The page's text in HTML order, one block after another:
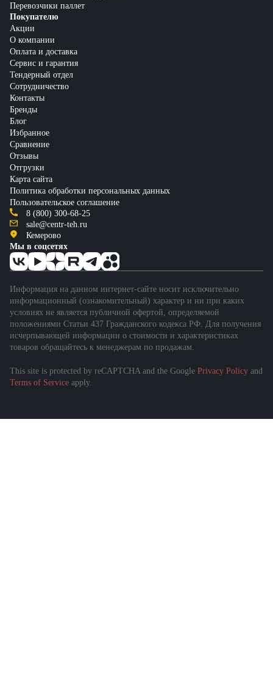
Перевозчики паллет
Покупателю
Акции
О компании
Оплата и доставка
Сервис и гарантия
Тендерный отдел
Сотрудничество
Контакты
Бренды
Блог
Избранное
Сравнение
Отзывы
Отгрузки
Карта сайта
Политика обработки персональных данных
Пользовательское соглашение
8 (800) 300-68-25
sale@centr-teh.ru
Кемерово
Мы в соцсетях
Информация на данном интернет-сайте носит исключительно
информационный (ознакомительный) характер и ни при каких
условиях не является публичной офертой, определяемой
положениями Статьи 437 Гражданского кодекса РФ. Для получения
исчерпывающей информации о стоимости и характеристиках
товаров обращайтесь к менеджерам по продажам.
This site is protected by reCAPTCHA and the Google Privacy Policy and
Terms of Service apply.